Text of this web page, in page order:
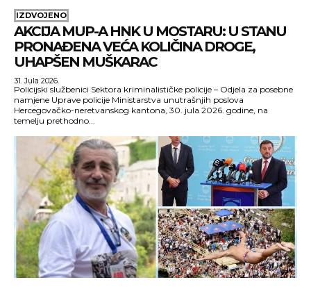
IZDVOJENO
AKCIJA MUP-A HNK U MOSTARU: U STANU
PRONAĐENA VEĆA KOLIČINA DROGE,
UHAPŠEN MUŠKARAC
31. Jula 2026.
Policijski službenici Sektora kriminalističke policije – Odjela za posebne
namjene Uprave policije Ministarstva unutrašnjih poslova
Hercegovačko-neretvanskog kantona, 30. jula 2026. godine, na
temelju prethodno...